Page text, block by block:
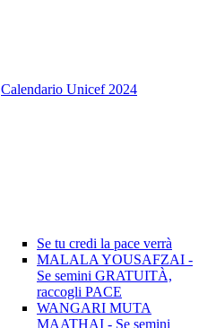
Calendario Unicef 2024
Se tu credi la pace verrà
MALALA YOUSAFZAI -
Se semini GRATUITÀ,
raccogli PACE
WANGARI MUTA
MAATHAI - Se semini